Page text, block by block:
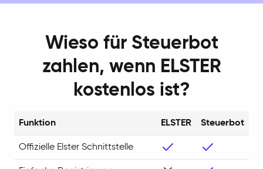
Wieso für Steuerbot
zahlen, wenn ELSTER
kostenlos ist?
Funktion ELSTER Steuerbot
Offizielle Elster Schnittstelle